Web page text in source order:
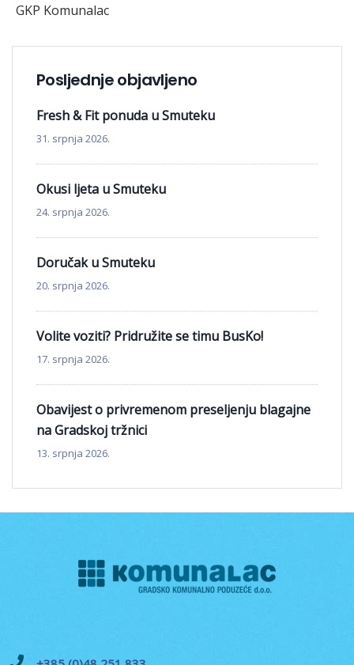
GKP Komunalac
Posljednje objavljeno
Fresh & Fit ponuda u Smuteku
31. srpnja 2026.
Okusi ljeta u Smuteku
24. srpnja 2026.
Doručak u Smuteku
20. srpnja 2026.
Volite voziti? Pridružite se timu BusKo!
17. srpnja 2026.
Obavijest o privremenom preseljenju blagajne
na Gradskoj tržnici
13. srpnja 2026.